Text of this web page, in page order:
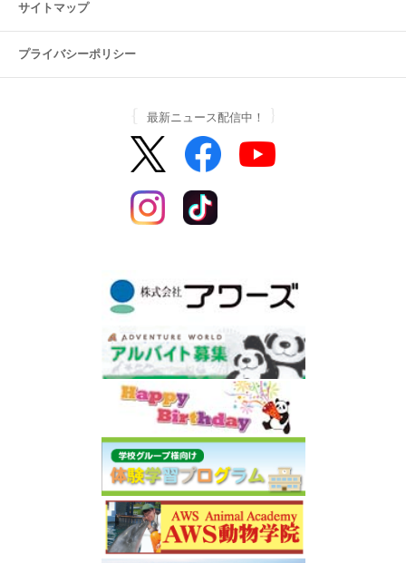
サイトマップ
プライバシーポリシー
最新ニュース配信中！